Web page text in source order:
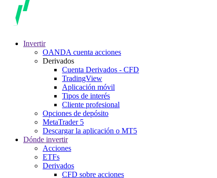
Invertir
OANDA cuenta acciones
Derivados
Cuenta Derivados - CFD
TradingView
Aplicación móvil
Tipos de interés
Cliente profesional
Opciones de depósito
MetaTrader 5
Descargar la aplicación o MT5
Dónde invertir
Acciones
ETFs
Derivados
CFD sobre acciones